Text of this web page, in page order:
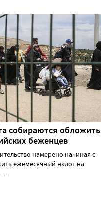
собираются обложить
беженцев
намерено начиная с
ежемесячный налог на